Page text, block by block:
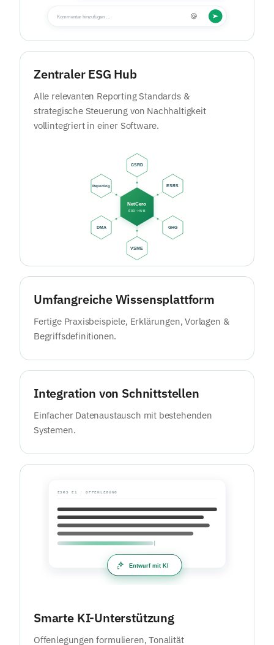
Zentraler ESG Hub
Alle relevanten Reporting Standards &
strategische Steuerung von Nachhaltigkeit
vollintegriert in einer Software.
Umfangreiche Wissensplattform
Fertige Praxisbeispiele, Erklärungen, Vorlagen &
Begriffsdefinitionen.
Integration von Schnittstellen
Einfacher Datenaustausch mit bestehenden
Systemen.
Smarte KI-Unterstützung
Offenlegungen formulieren, Tonalität